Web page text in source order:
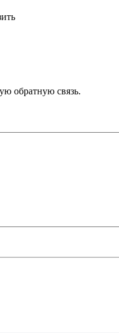
обратную связь.